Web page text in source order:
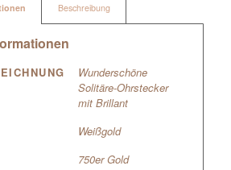
Beschreibung
Wunderschöne
Solitäre-Ohrstecker
mit Brillant
Weißgold
750er Gold